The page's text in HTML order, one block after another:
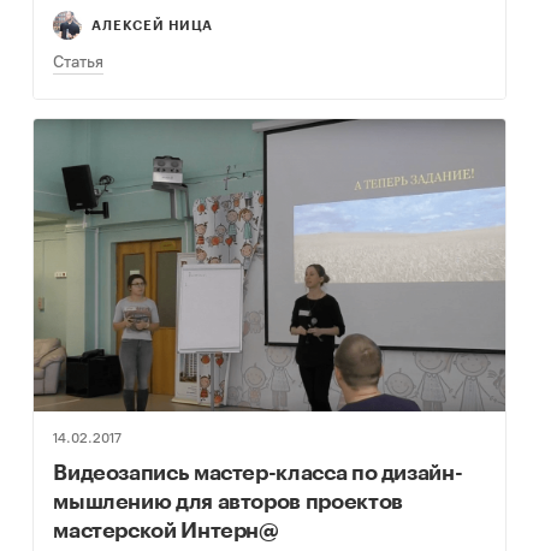
выступила на встрече с докладом «Опыт
создания мобильного приложения…
АЛЕКСЕЙ НИЦА
Статья
14.02.2017
Видеозапись мастер-класса по дизайн-
мышлению для авторов проектов
мастерской Интерн@